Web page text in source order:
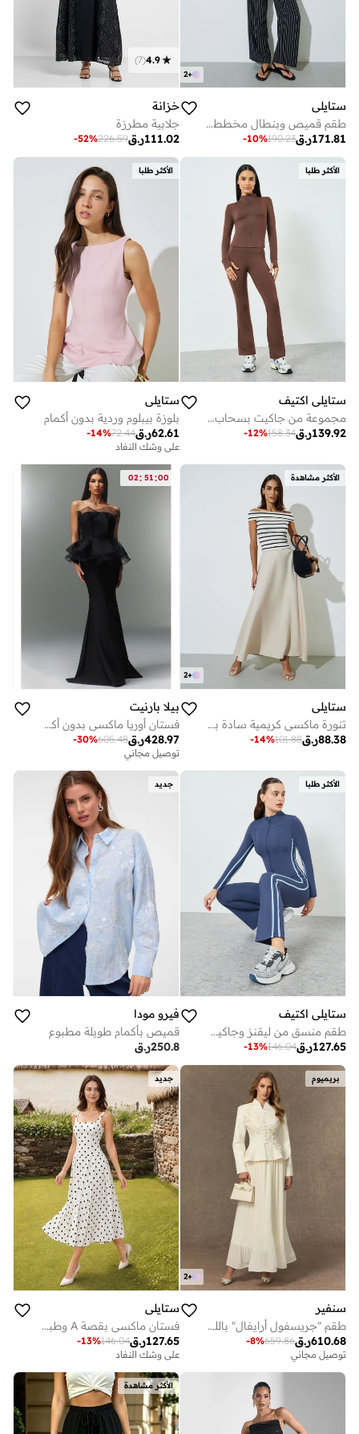
+
2
ستايلي
طقم قميص وبنطال مخطط - أسود
ر.ق171.81
190.23
-10%
4.9
(
7
)
خزانة
جلابية مطرزة
ر.ق111.02
226.59
-52%
الأكثر طلبا
ستايلي اكتيف
مجموعة من جاكيت بسحاب وتفاصيل درزات وليقنز
ر.ق139.92
158.34
-12%
الأكثر طلبا
ستايلي
بلوزة بيبلوم وردية بدون أكمام
ر.ق62.61
72.44
-14%
على وشك النفاد
الأكثر مشاهدة
+
2
ستايلي
تنورة ماكسي كريمية سادة بقصة A
ر.ق88.38
101.88
-14%
02: 51:00
بيلا بارنيت
فستان أوريا ماكسي بدون أكمام بتصميم ذيل السمكة
ر.ق428.97
605.48
-30%
توصيل مجاني
الأكثر طلبا
ستايلي اكتيف
طقم منسق من ليقنز وجاكيت بخطوط جانبية متباينة للنساء
ر.ق127.65
146.04
-13%
جديد
فيرو مودا
قميص بأكمام طويلة مطبوع
ر.ق250.8
بريميوم
+
2
سنفير
طقم "جريسفول أرايفال" باللون الأسود من جاكيت مطرز بالدانتيل وتنورة بكسرات
ر.ق610.68
659.86
-8%
توصيل مجاني
جديد
ستايلي
فستان ماكسي بقصة A وطبعة نقاط - أوف وايت
ر.ق127.65
146.04
-13%
على وشك النفاد
الأكثر مشاهدة